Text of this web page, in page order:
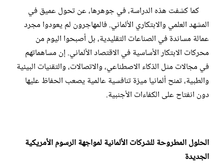
كما كشفت هذه الدراسة، في جوهرها، عن تحول عميق في
المشهد العلمي والابتكاري الألماني. فالمهاجرون لم يعودوا مجرد
عمالة مساندة في الصناعات التقليدية، بل أصبحوا اليوم من
محركات الابتكار الأساسية في الاقتصاد الألماني. إن مساهماتهم
في مجالات مثل الذكاء الاصطناعي، والاتصالات، والتقنيات البيئية
والطبية، تمنح ألمانيا ميزة تنافسية عالمية يصعب الحفاظ عليها
دون انفتاح على الكفاءات الأجنبية.
الحلول المطروحة للشركات الألمانية لمواجهة الرسوم الأمريكية
الجديدة